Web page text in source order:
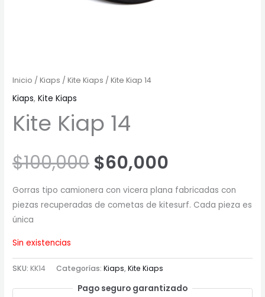
Inicio /Kiaps /Kite Kiaps / Kite Kiap 14
Kiaps,Kite Kiaps
Kite Kiap 14
$100,000 $60,000
Gorras tipo camionera con vicera plana fabricadas con
piezas recuperadas de cometas de kitesurf. Cada pieza es
única
Sin existencias
SKU: KK14 Categorías:Kiaps,Kite Kiaps
Pago seguro garantizado